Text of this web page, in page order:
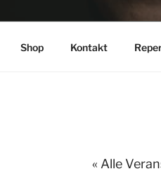
Shop Kontakt
« Alle